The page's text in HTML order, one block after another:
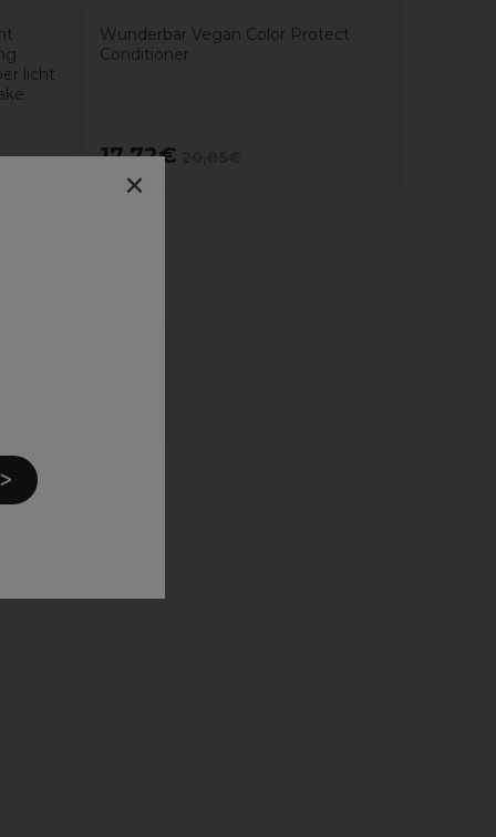
licht
Wunderbar Vegan Color Protect
Conditioner
17,72€
×